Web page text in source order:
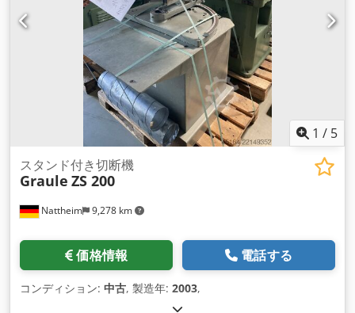
1 / 5
Nattheim 9,278 km
スタンド付き切断機
Graule ZS 200
価格情報 電話する
コンディション: 中古, 製造年: 2003,